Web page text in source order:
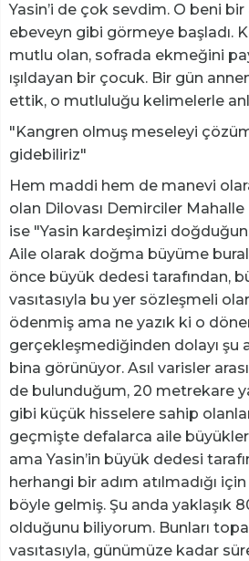
Yasin’i de çok sevdim. O beni
ebeveyn gibi görmeye başladı.
mutlu olan, sofrada ekmeğini
ışıldayan bir çocuk. Bir gün
ettik, o mutluluğu kelimelerle
"Kangren olmuş meseleyi
gidebiliriz"
Hem maddi hem de manevi
olan Dilovası Demirciler
ise "Yasin kardeşimizi
Aile olarak doğma büyüme
önce büyük dedesi tarafından,
vasıtasıyla bu yer sözleşmeli
ödenmiş ama ne yazık ki o
gerçekleşmediğinden dolayı şu
bina görünüyor. Asıl varisler
de bulunduğum, 20 metrekare
gibi küçük hisselere sahip
geçmişte defalarca aile
ama Yasin’in büyük dedesi
herhangi bir adım atılmadığı
böyle gelmiş. Şu anda yaklaşık
olduğunu biliyorum. Bunları
vasıtasıyla, günümüze kadar